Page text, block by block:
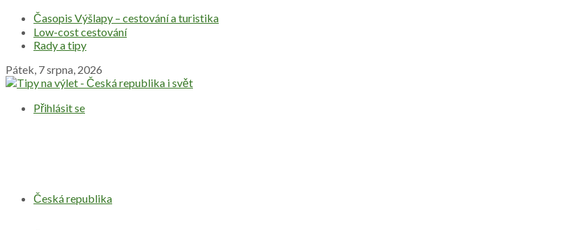
Časopis Výšlapy – cestování a turistika
Low-cost cestování
Rady a tipy
Pátek, 7 srpna, 2026
Přihlásit se
Česká republika